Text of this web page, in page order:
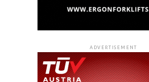
ADVERTISEMENT